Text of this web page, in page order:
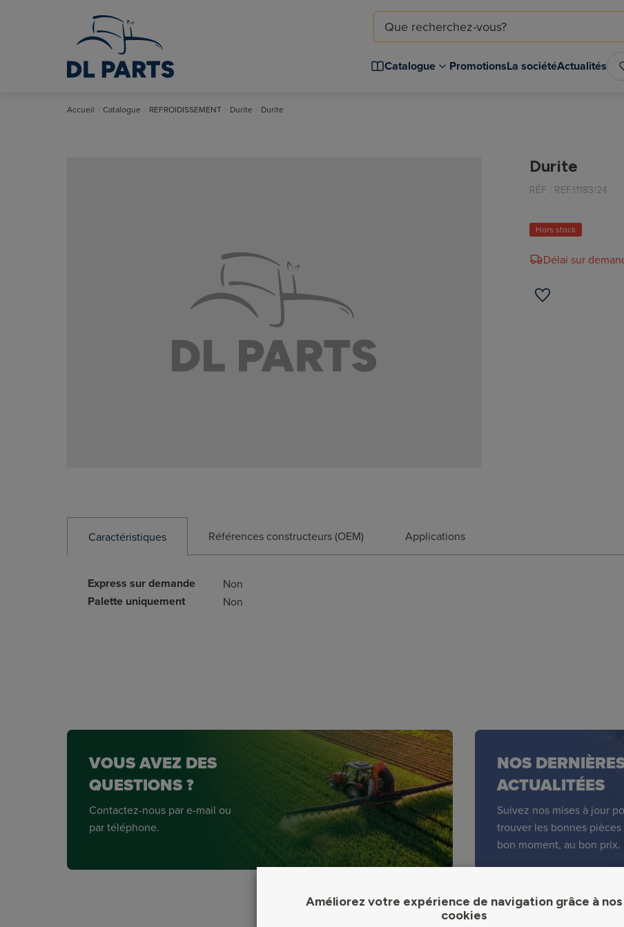
Catalogue PromotionsLa sociétéActualités
Accueil Catalogue REFROIDISSEMENT Durite Durite
Durite
RÉF : REF.11183/24
Hors stock
Délai sur
Caractéristiques Références constructeurs (OEM) Applications
Express sur demande Non
Palette uniquement Non
VOUS AVEZ DES
QUESTIONS ?
Contactez-nous par e-mail ou
par téléphone.
NOS
ACTUALITÉES
Suivez nos mises à jour
trouver les bonnes pièces
bon moment, au bon prix.
Améliorez votre expérience de navigation grâce à nos
cookies